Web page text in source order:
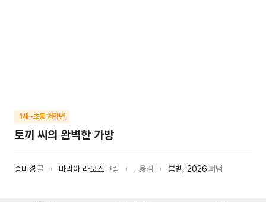
1세~초등 저학년
토끼 씨의 완벽한 가방
송미경 글 마리아 라모스그림 - 옮김 봄볕 2026펴냄